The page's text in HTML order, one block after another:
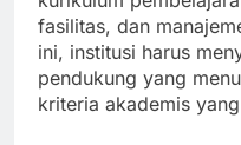
fasilitas, dan
ini, institusi harus
pendukung yang
kriteria akademis